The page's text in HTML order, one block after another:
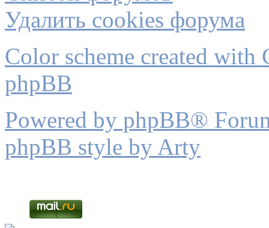
Удалить cookies форума
Color scheme created with
phpBB
Powered by phpBB®
phpBB style by Arty